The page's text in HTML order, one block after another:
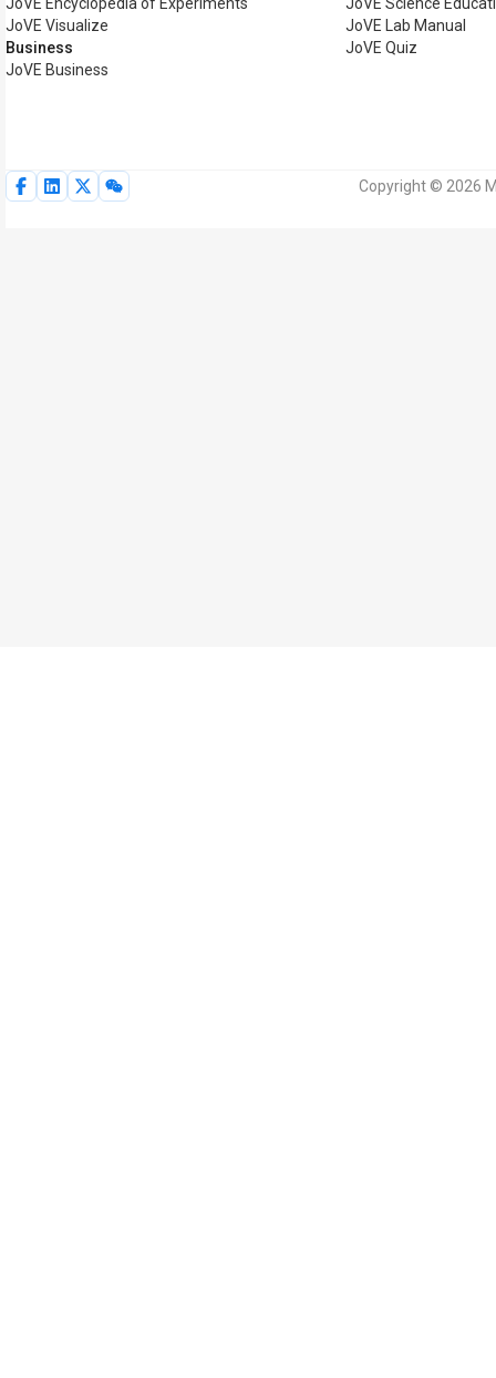
JoVE Visualize
Business
JoVE Business
JoVE Lab Manual
JoVE Quiz
Copyright © 2026